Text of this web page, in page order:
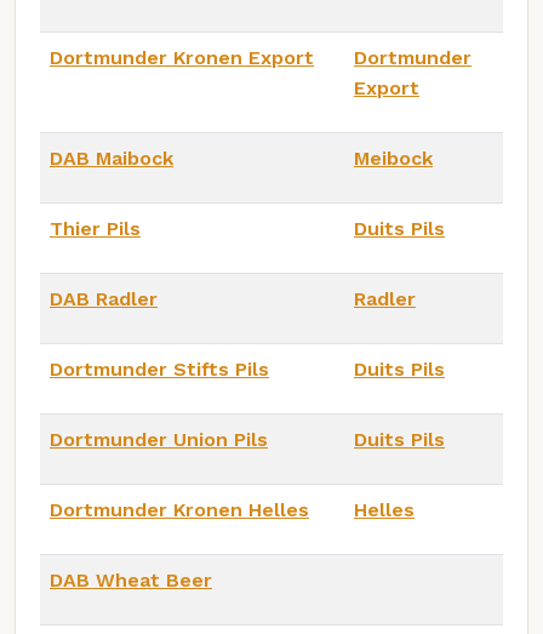
Dortmunder Kronen Export
Dortmunder
Export
DAB Maibock Meibock
Thier Pils Duits Pils
DAB Radler Radler
Dortmunder Stifts Pils Duits Pils
Dortmunder Union Pils Duits Pils
Dortmunder Kronen Helles Helles
DAB Wheat Beer